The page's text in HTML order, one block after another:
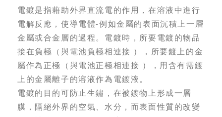
電鍍是指藉助外界直流電的作用，在溶液中進行
電解反應，使導電體-例如金屬的表面沉積上一層
金屬或合金層的過程。電鍍時，所要電鍍的物品
接在負極（與電池負極相連接 ），所要鍍上的金
屬作為正極（與電池正極相連接 ），用含有需鍍
上的金屬離子的溶液作為電鍍液。
電鍍的目的可防止生鏽，在被鍍物上形成一層
膜，隔絕外界的空氣、水分，而表面性質的改變